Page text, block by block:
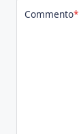
Commento*